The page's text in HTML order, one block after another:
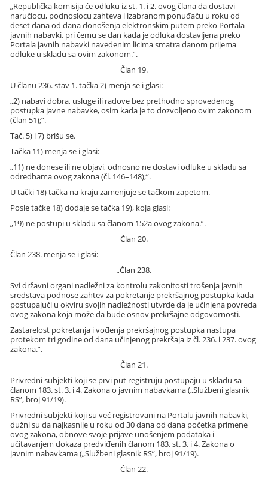
„Republička komisija će odluku iz st. 1. i 2. ovog člana da dostavi
naručiocu, podnosiocu zahteva i izabranom ponuđaču u roku od
deset dana od dana donošenja elektronskim putem preko Portala
javnih nabavki, pri čemu se dan kada je odluka dostavljena preko
Portala javnih nabavki navedenim licima smatra danom prijema
odluke u skladu sa ovim zakonom.”.
Član 19.
U članu 236. stav 1. tačka 2) menja se i glasi:
„2) nabavi dobra, usluge ili radove bez prethodno sprovedenog
postupka javne nabavke, osim kada je to dozvoljeno ovim zakonom
(član 51);”.
Tač. 5) i 7) brišu se.
Tačka 11) menja se i glasi:
„11) ne donese ili ne objavi, odnosno ne dostavi odluke u skladu sa
odredbama ovog zakona (čl. 146–148);”.
U tački 18) tačka na kraju zamenjuje se tačkom zapetom.
Posle tačke 18) dodaje se tačka 19), koja glasi:
„19) ne postupi u skladu sa članom 152a ovog zakona.”.
Član 20.
Član 238. menja se i glasi:
„Član 238.
Svi državni organi nadležni za kontrolu zakonitosti trošenja javnih
sredstava podnose zahtev za pokretanje prekršajnog postupka kada
postupajući u okviru svojih nadležnosti utvrde da je učinjena povreda
ovog zakona koja može da bude osnov prekršajne odgovornosti.
Zastarelost pokretanja i vođenja prekršajnog postupka nastupa
protekom tri godine od dana učinjenog prekršaja iz čl. 236. i 237. ovog
zakona.”.
Član 21.
Privredni subjekti koji se prvi put registruju postupaju u skladu sa
članom 183. st. 3. i 4. Zakona o javnim nabavkama („Službeni glasnik
RS”, broj 91/19).
Privredni subjekti koji su već registrovani na Portalu javnih nabavki,
dužni su da najkasnije u roku od 30 dana od dana početka primene
ovog zakona, obnove svoje prijave unošenjem podataka i
učitavanjem dokaza predviđenih članom 183. st. 3. i 4. Zakona o
javnim nabavkama („Službeni glasnik RS”, broj 91/19).
Član 22.